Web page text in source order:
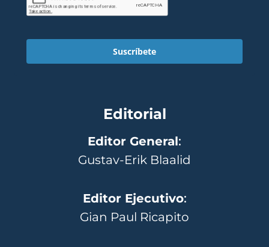
Suscríbete
Editorial
Editor General:
Gustav-Erik Blaalid
Editor Ejecutivo:
Gian Paul Ricapito